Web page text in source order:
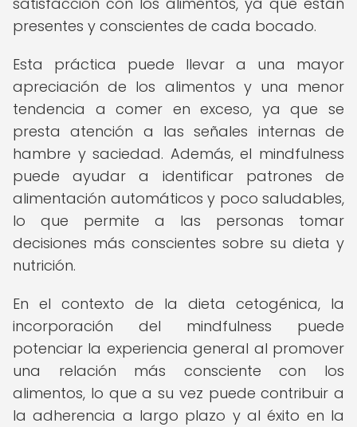
presentes y conscientes de cada bocado.
Esta práctica puede llevar a una mayor
apreciación de los alimentos y una menor
tendencia a comer en exceso, ya que se
presta atención a las señales internas de
hambre y saciedad. Además, el mindfulness
puede ayudar a identificar patrones de
alimentación automáticos y poco saludables,
lo que permite a las personas tomar
decisiones más conscientes sobre su dieta y
nutrición.
En el contexto de la dieta cetogénica, la
incorporación del mindfulness puede
potenciar la experiencia general al promover
una relación más consciente con los
alimentos, lo que a su vez puede contribuir a
la adherencia a largo plazo y al éxito en la